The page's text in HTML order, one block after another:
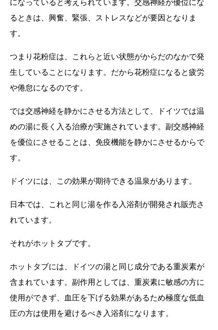
になっていると考えられています。交感神経が優位にな
るときは、興奮、緊張、ストレスなどが要因となりま
す。
つまり花粉症は、これらと近い状態がからだのなかで発
生していることになります。だから花粉症になると疲労
や倦怠になるのです。
では交感神経を静かにさせる方法として、ドイツでは温
めの湯に長く入る治療が実施されています。副交感神経
を優位にさせることは、免疫機能を静かにさせるからで
す。
ドイツには、この効果が期待できる温泉があります。
日本では、これと同じ湯を作る入浴剤が開発され販売さ
れています。
それがホットタブです。
ホットタブには、ドイツの湯と同じ成分である重炭素が
含まれています。副作用としては、重炭素に敏感の方に
使用ができず、血圧を下げる効果があるため極度な低血
圧の方は使用を避けるべき入浴剤になります。